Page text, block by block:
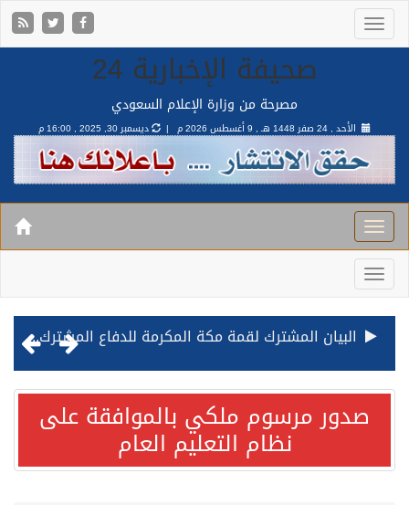
صحيفة الإخبارية 24
مصرحة من وزارة الإعلام السعودي
الأحد , 24 صفر 1448 هـ , 9 أغسطس 2026 م | ديسمبر 30, 2025 , 16:00 م
قيادة القوات المشتركة للتحالف: نفذنا عملية رد عسكري متناسبة لأهداف عسكرية مشروعة تابعة للمليشيا الحوثية الإرهابية في محافظة الحديدة
مصدر مسؤول بالهيئة العامة للنقل: استهداف السفينة السعودية NCC MASA خلال إبحارها في البحر الأحمر نتج عنه إصابة طفيفة في بدنها صدور مرسوم ملكي بالموافقة على
نظام التعليم العام